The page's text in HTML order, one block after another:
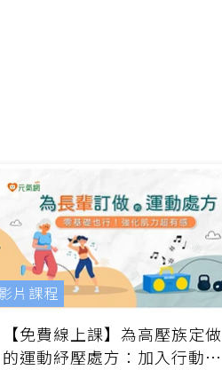
【免費線上課】為高壓族定做
影片課程